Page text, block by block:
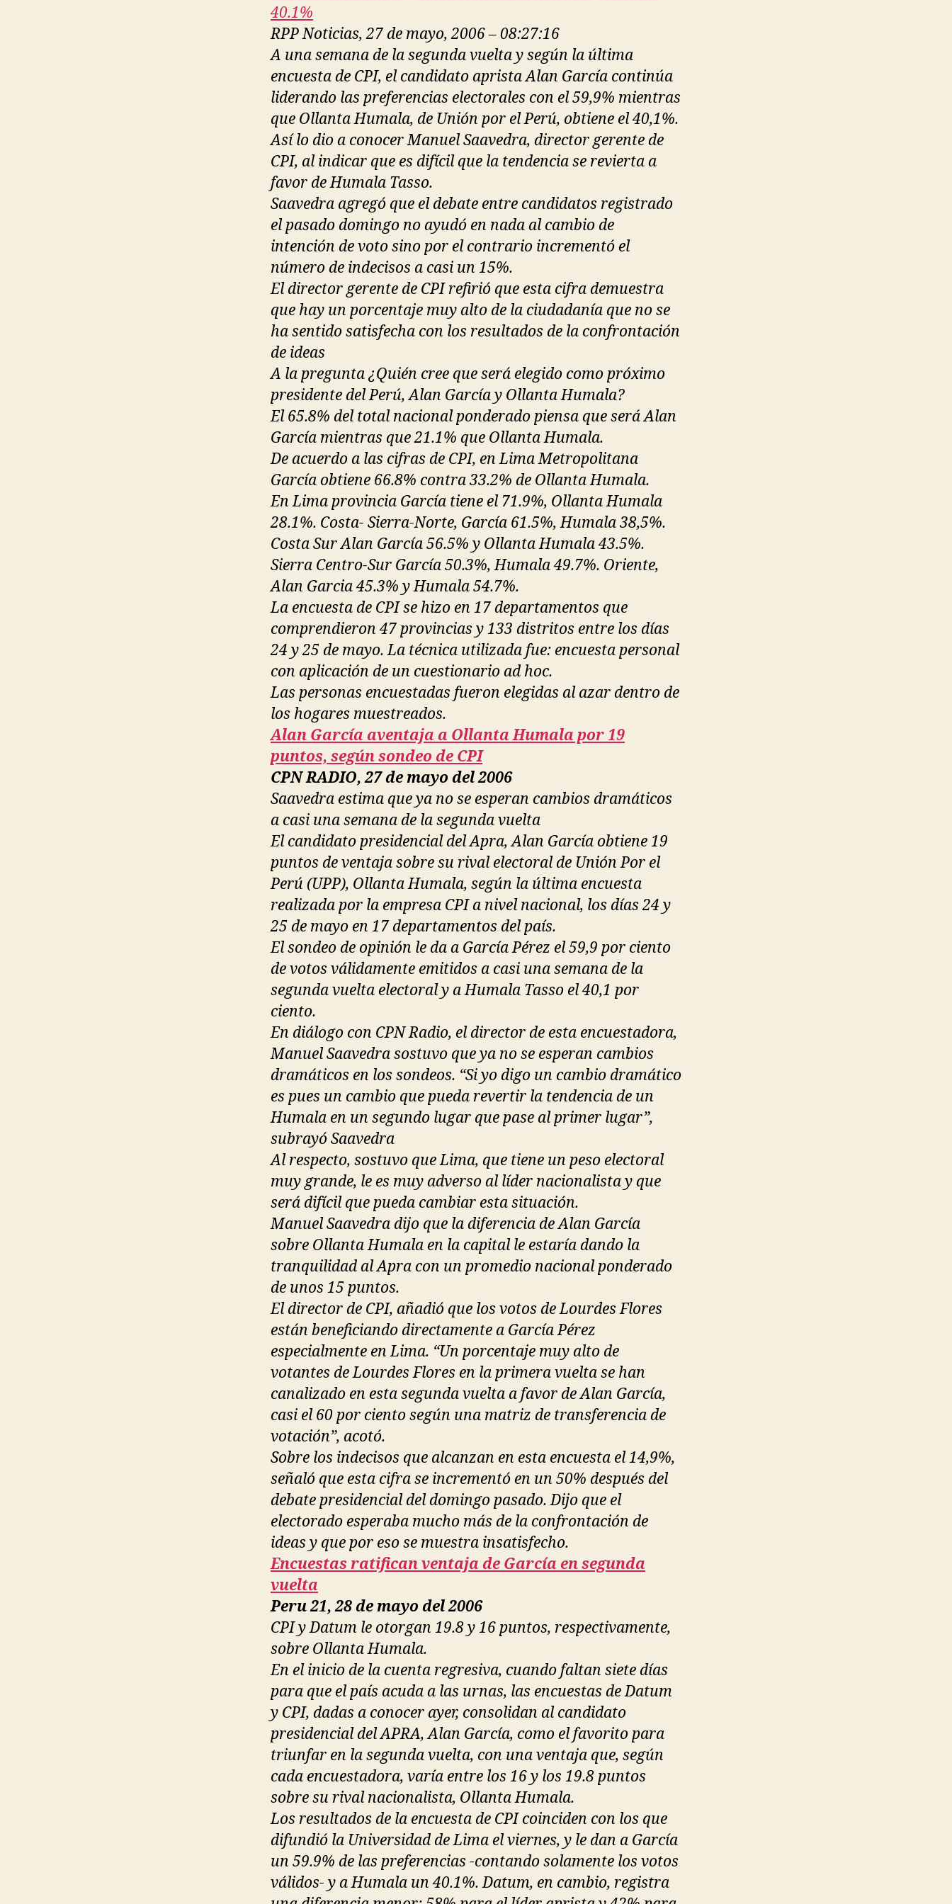
40.1%
RPP Noticias, 27 de mayo, 2006 – 08:27:16
A una semana de la segunda vuelta y según la última
encuesta de CPI, el candidato aprista Alan García continúa
liderando las preferencias electorales con el 59,9% mientras
que Ollanta Humala, de Unión por el Perú, obtiene el 40,1%.
Así lo dio a conocer Manuel Saavedra, director gerente de
CPI, al indicar que es difícil que la tendencia se revierta a
favor de Humala Tasso.
Saavedra agregó que el debate entre candidatos registrado
el pasado domingo no ayudó en nada al cambio de
intención de voto sino por el contrario incrementó el
número de indecisos a casi un 15%.
El director gerente de CPI refirió que esta cifra demuestra
que hay un porcentaje muy alto de la ciudadanía que no se
ha sentido satisfecha con los resultados de la confrontación
de ideas
A la pregunta ¿Quién cree que será elegido como próximo
presidente del Perú, Alan García y Ollanta Humala?
El 65.8% del total nacional ponderado piensa que será Alan
García mientras que 21.1% que Ollanta Humala.
De acuerdo a las cifras de CPI, en Lima Metropolitana
García obtiene 66.8% contra 33.2% de Ollanta Humala.
En Lima provincia García tiene el 71.9%, Ollanta Humala
28.1%. Costa- Sierra-Norte, García 61.5%, Humala 38,5%.
Costa Sur Alan García 56.5% y Ollanta Humala 43.5%.
Sierra Centro-Sur García 50.3%, Humala 49.7%. Oriente,
Alan Garcia 45.3% y Humala 54.7%.
La encuesta de CPI se hizo en 17 departamentos que
comprendieron 47 provincias y 133 distritos entre los días
24 y 25 de mayo. La técnica utilizada fue: encuesta personal
con aplicación de un cuestionario ad hoc.
Las personas encuestadas fueron elegidas al azar dentro de
los hogares muestreados.
Alan García aventaja a Ollanta Humala por 19
puntos, según sondeo de CPI
CPN RADIO, 27 de mayo del 2006
Saavedra estima que ya no se esperan cambios dramáticos
a casi una semana de la segunda vuelta
El candidato presidencial del Apra, Alan García obtiene 19
puntos de ventaja sobre su rival electoral de Unión Por el
Perú (UPP), Ollanta Humala, según la última encuesta
realizada por la empresa CPI a nivel nacional, los días 24 y
25 de mayo en 17 departamentos del país.
El sondeo de opinión le da a García Pérez el 59,9 por ciento
de votos válidamente emitidos a casi una semana de la
segunda vuelta electoral y a Humala Tasso el 40,1 por
ciento.
En diálogo con CPN Radio, el director de esta encuestadora,
Manuel Saavedra sostuvo que ya no se esperan cambios
dramáticos en los sondeos. “Si yo digo un cambio dramático
es pues un cambio que pueda revertir la tendencia de un
Humala en un segundo lugar que pase al primer lugar”,
subrayó Saavedra
Al respecto, sostuvo que Lima, que tiene un peso electoral
muy grande, le es muy adverso al líder nacionalista y que
será difícil que pueda cambiar esta situación.
Manuel Saavedra dijo que la diferencia de Alan García
sobre Ollanta Humala en la capital le estaría dando la
tranquilidad al Apra con un promedio nacional ponderado
de unos 15 puntos.
El director de CPI, añadió que los votos de Lourdes Flores
están beneficiando directamente a García Pérez
especialmente en Lima. “Un porcentaje muy alto de
votantes de Lourdes Flores en la primera vuelta se han
canalizado en esta segunda vuelta a favor de Alan García,
casi el 60 por ciento según una matriz de transferencia de
votación”, acotó.
Sobre los indecisos que alcanzan en esta encuesta el 14,9%,
señaló que esta cifra se incrementó en un 50% después del
debate presidencial del domingo pasado. Dijo que el
electorado esperaba mucho más de la confrontación de
ideas y que por eso se muestra insatisfecho.
Encuestas ratifican ventaja de García en segunda
vuelta
Peru 21, 28 de mayo del 2006
CPI y Datum le otorgan 19.8 y 16 puntos, respectivamente,
sobre Ollanta Humala.
En el inicio de la cuenta regresiva, cuando faltan siete días
para que el país acuda a las urnas, las encuestas de Datum
y CPI, dadas a conocer ayer, consolidan al candidato
presidencial del APRA, Alan García, como el favorito para
triunfar en la segunda vuelta, con una ventaja que, según
cada encuestadora, varía entre los 16 y los 19.8 puntos
sobre su rival nacionalista, Ollanta Humala.
Los resultados de la encuesta de CPI coinciden con los que
difundió la Universidad de Lima el viernes, y le dan a García
un 59.9% de las preferencias -contando solamente los votos
válidos- y a Humala un 40.1%. Datum, en cambio, registra